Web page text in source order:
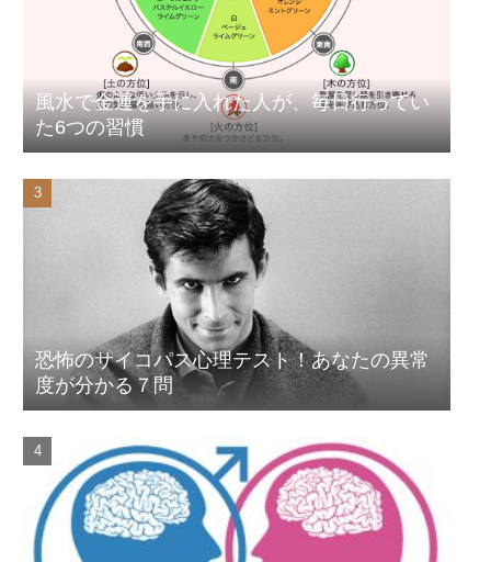
風水で金運を手に入れた人が、毎日行ってい
た6つの習慣
恐怖のサイコパス心理テスト！あなたの異常
度が分かる７問